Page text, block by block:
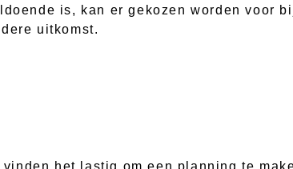
is, kan er gekozen worden voor
uitkomst.
het lastig om een planning te